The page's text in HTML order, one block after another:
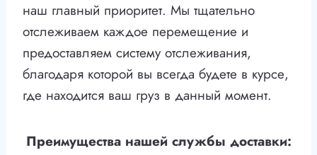
наш главный приоритет. Мы тщательно
отслеживаем каждое перемещение и
предоставляем систему отслеживания,
благодаря которой вы всегда будете в курсе,
где находится ваш груз в данный момент.
Преимущества нашей службы доставки: